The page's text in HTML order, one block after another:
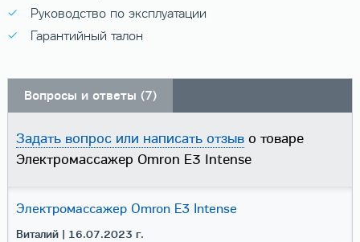
Руководство по эксплуатации
Гарантийный талон
Вопросы и ответы (7)
Задать вопрос или написать отзыво товаре
Электромассажер Omron E3 Intense
Электромассажер Omron E3 Intense
Виталий| 16.07.2023 г.